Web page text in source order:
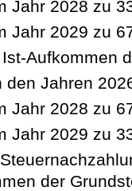
Jahr 2028 zu
Jahr 2029 zu
Aufkommen
den Jahren
Jahr 2028 zu
Jahr 2029 zu
der